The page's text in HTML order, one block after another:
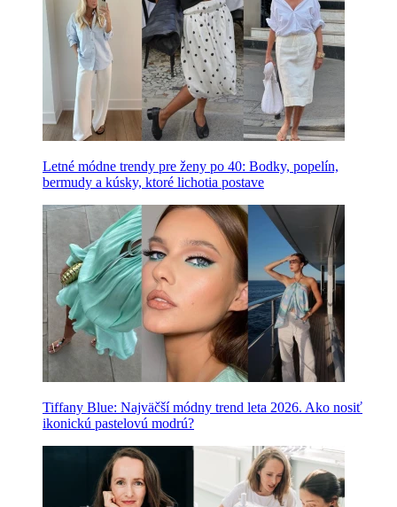
Letné módne trendy pre ženy po 40: Bodky, popelín,
bermudy a kúsky, ktoré lichotia postave
Tiffany Blue: Najväčší módny trend leta 2026. Ako nosiť
ikonickú pastelovú modrú?